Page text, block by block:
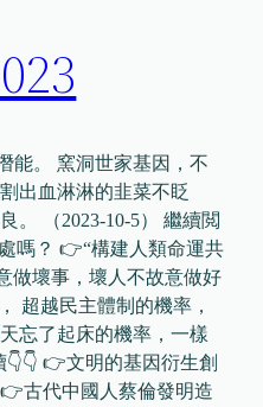
。 窯洞世家基因，不
出血淋淋的韭菜不眨
。 （2023-10-5） 繼續閲
嗎？ 👉“構建人類命運共
做壞事，壞人不故意做好
超越民主體制的機率，
忘了起床的機率，一樣
👇👇 👉文明的基因衍生創
古代中國人蔡倫發明造